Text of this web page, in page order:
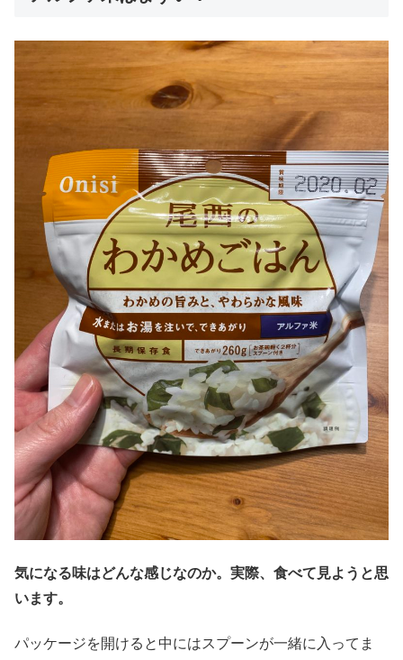
気になる味はどんな感じなのか。実際、食べて見ようと思
います。
パッケージを開けると中にはスプーンが一緒に入ってま